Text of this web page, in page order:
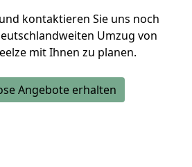
und kontaktieren Sie uns noch
Umzug von
mit Ihnen zu planen.
Angebote erhalten